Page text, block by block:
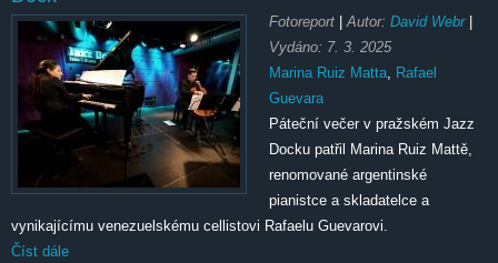
Fotoreport |Autor: David Webr
Vydáno: 7. 3. 2025
Marina Ruiz Matta, Rafael
Guevara
Páteční večer v pražském Jazz
Docku patřil Marina Ruiz Mattě,
renomované argentinské
pianistce a skladatelce a
vynikajícímu venezuelskému cellistovi Rafaelu Guevarovi.
Číst dále